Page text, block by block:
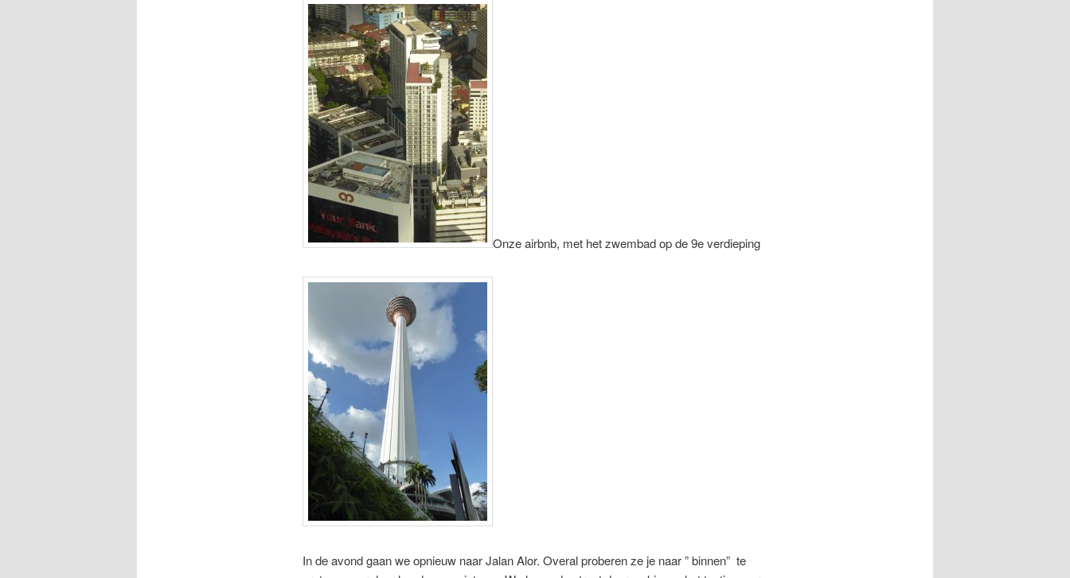
Onze airbnb, met het zwembad op de 9e verdieping
In de avond gaan we opnieuw naar Jalan Alor. Overal proberen ze je naar ” binnen” te